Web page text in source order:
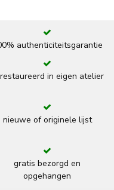
authenticiteitsgarantie
in eigen atelier
nieuwe of originele lijst
gratis bezorgd en
opgehangen